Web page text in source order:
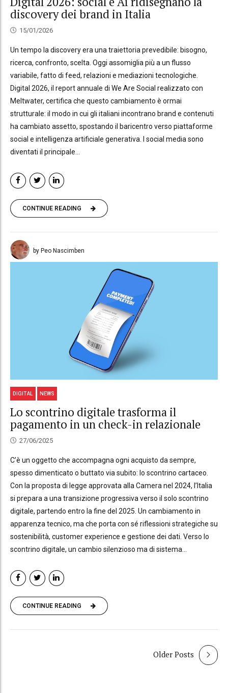
discovery dei brand in Italia
15/01/2026
Un tempo la discovery era una traiettoria prevedibile: bisogno,
ricerca, confronto, scelta. Oggi assomiglia più a un flusso
variabile, fatto di feed, relazioni e mediazioni tecnologiche.
Digital 2026, il report annuale di We Are Social realizzato con
Meltwater, certifica che questo cambiamento è ormai
strutturale: il modo in cui gli italiani incontrano brand e contenuti
ha cambiato assetto, spostando il baricentro verso piattaforme
social e intelligenza artificiale generativa. I social media sono
diventati il principale...
CONTINUE READING
by Peo Nascimben
DIGITAL NEWS
Lo scontrino digitale trasforma il
pagamento in un check-in relazionale
27/06/2025
C’è un oggetto che accompagna ogni acquisto da sempre,
spesso dimenticato o buttato via subito: lo scontrino cartaceo.
Con la proposta di legge approvata alla Camera nel 2024, l’Italia
si prepara a una transizione progressiva verso il solo scontrino
digitale, partendo entro la fine del 2025. Un cambiamento in
apparenza tecnico, ma che porta con sé riflessioni strategiche su
sostenibilità, customer experience e gestione dei dati. Verso lo
scontrino digitale, un cambio silenzioso ma di sistema...
CONTINUE READING
Older Posts